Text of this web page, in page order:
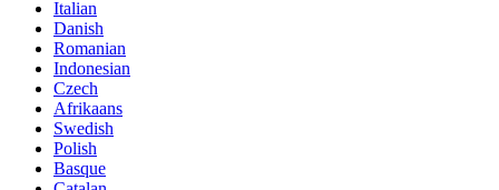
Italian
Danish
Romanian
Indonesian
Czech
Afrikaans
Swedish
Polish
Basque